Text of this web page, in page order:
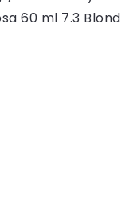
60 ml 7.3 Blond